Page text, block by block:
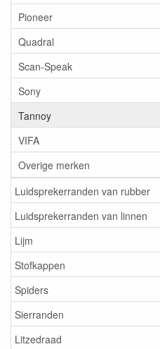
Pioneer
Quadral
Scan-Speak
Sony
Tannoy
VIFA
Overige merken
Luidsprekerranden van rubber
Luidsprekerranden van linnen
Lijm
Stofkappen
Spiders
Sierranden
Litzedraad